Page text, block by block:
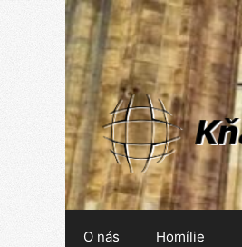
Preskočiť
O nás Homílie